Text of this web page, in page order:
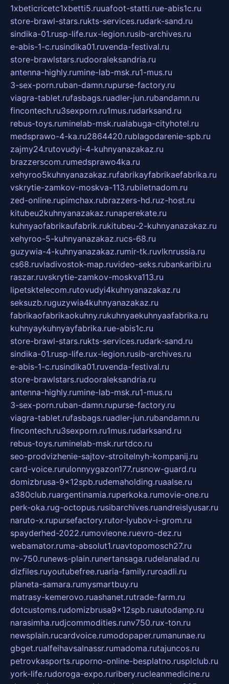
1xbeticricetc1xbetti5.ruuafoot-statti.rue-abis1c.ru
store-brawl-stars.rukts-services.rudark-sand.ru
sindika-01.rusp-life.rux-legion.rusib-archives.ru
e-abis-1-c.rusindika01.ruvenda-festival.ru
store-brawlstars.rudooraleksandria.ru
antenna-highly.rumine-lab-msk.ru1-mus.ru
3-sex-porn.ruban-damn.rupurse-factory.ru
viagra-tablet.rufasbags.ruadler-jun.rubandamn.ru
fincontech.ru3sexporn.ru1mus.rudarksand.ru
rebus-toys.ruminelab-msk.rualabuga-cityhotel.ru
medsprawo-4-ka.ru2864420.rublagodarenie-spb.ru
zajmy24.rutovudyi-4-kuhnyanazakaz.ru
brazzerscom.rumedsprawo4ka.ru
xehyroo5kuhnyanazakaz.rufabrikayfabrikaefabrika.ru
vskrytie-zamkov-moskva-113.rubiletnadom.ru
zed-online.rupimchax.rubrazzers-hd.ruz-host.ru
kitubeu2kuhnyanazakaz.runaperekate.ru
kuhnyaofabrikaufabrik.rukitubeu-2-kuhnyanazakaz.ru
xehyroo-5-kuhnyanazakaz.rucs-68.ru
guzywia-4-kuhnyanazakaz.rumir-tk.ruvlknrussia.ru
cs68.ruvladivostok-map.ruvideo-seks.rubankaribi.ru
raszar.ruvskrytie-zamkov-moskva113.ru
lipetsktelecom.rutovudyi4kuhnyanazakaz.ru
seksuzb.ruguzywia4kuhnyanazakaz.ru
fabrikaofabrikaokuhny.rukuhnyaekuhnyaafabrika.ru
kuhnyaykuhnyayfabrika.rue-abis1c.ru
store-brawl-stars.rukts-services.rudark-sand.ru
sindika-01.rusp-life.rux-legion.rusib-archives.ru
e-abis-1-c.rusindika01.ruvenda-festival.ru
store-brawlstars.rudooraleksandria.ru
antenna-highly.rumine-lab-msk.ru1-mus.ru
3-sex-porn.ruban-damn.rupurse-factory.ru
viagra-tablet.rufasbags.ruadler-jun.rubandamn.ru
fincontech.ru3sexporn.ru1mus.rudarksand.ru
rebus-toys.ruminelab-msk.rurtdco.ru
seo-prodvizhenie-sajtov-stroitelnyh-kompanij.ru
card-voice.rurulonnyygazon177.rusnow-guard.ru
domizbrusa-9x12spb.rudemaholding.ruaalse.ru
a380club.ruargentinamia.ruperkoka.rumovie-one.ru
perk-oka.rug-octopus.rusibarchives.ruandreislyusar.ru
naruto-x.rupursefactory.rutor-lyubov-i-grom.ru
spayderhed-2022.rumovieone.ruevro-dez.ru
webamator.ruma-absolut1.ruavtopomosch27.ru
nv-750.runews-plain.runertansaga.rudelanalad.ru
dizfiles.ruyoutubefree.ruaria-family.ruroadli.ru
planeta-samara.rumysmartbuy.ru
matrasy-kemerovo.ruashanet.rutrade-farm.ru
dotcustoms.rudomizbrusa9x12spb.ruautodamp.ru
narasimha.rudjcommodities.runv750.rux-ton.ru
newsplain.rucardvoice.rumodopaper.rumanunae.ru
gbget.rualfeihavsalnassr.rumadoma.rutajuncos.ru
petrovkasports.ruporno-online-besplatno.rusplclub.ru
york-life.rudoroga-expo.ruribery.rucleanmedicine.ru